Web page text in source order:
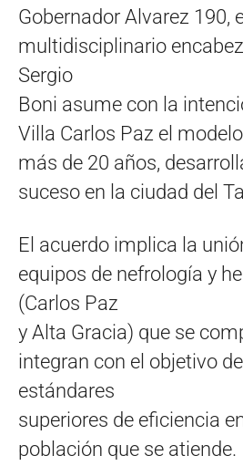
Gobernador Alvarez 190,
multidisciplinario
Sergio
Boni asume con la
Villa Carlos Paz el
más de 20 años,
suceso en la ciudad del
El acuerdo implica la
equipos de nefrología y
(Carlos Paz
y Alta Gracia) que se
integran con el objetivo
estándares
superiores de eficiencia
población que se atiende.